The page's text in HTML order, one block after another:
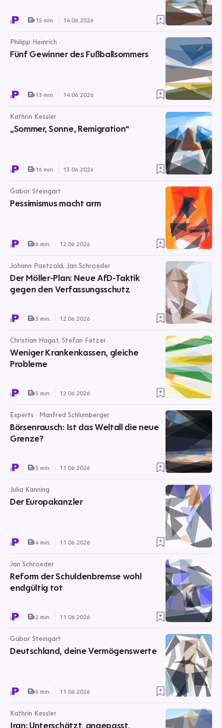
15 min. 14.06.2026
Philipp Heinrich
Fünf Gewinner des Fußballsommers
13 min. 14.06.2026
Kathrin Kessler
„Sommer, Sonne, Remigration“
16 min. 13.06.2026
Gabor Steingart
Pessimismus macht arm
6 min. 12.06.2026
Johann Paetzold, Jan Schroeder
Der Möller-Plan: Neue AfD-Taktik
gegen den Verfassungsschutz
3 min. 12.06.2026
Christian Hagist, Stefan Fetzer
Weniger Krankenkassen, gleiche
Probleme
5 min. 12.06.2026
Experts · Manfred Schlumberger
Börsenrausch: Ist das Weltall die neue
Grenze?
5 min. 11.06.2026
Julia Kanning
Der Europakanzler
4 min. 11.06.2026
Jan Schroeder
Reform der Schuldenbremse wohl
endgültig tot
2 min. 11.06.2026
Gabor Steingart
Deutschland, deine Vermögenswerte
6 min. 11.06.2026
Kathrin Kessler
Iran: Unterschätzt, angepasst,